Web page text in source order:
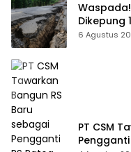
Dikepung
Sudah
6 Agustus
PT CSM
Pengganti